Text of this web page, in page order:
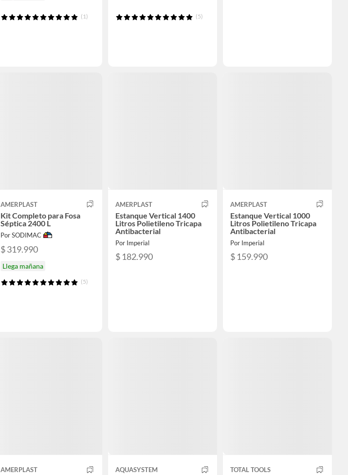
(1) (5)
AMERPLAST
Kit Completo para Fosa
Séptica 2400 L
Por SODIMAC
$ 319.990
Llega mañana
(5)
AMERPLAST
Estanque Vertical 1400
Litros Polietileno Tricapa
Antibacterial
Por Imperial
$ 182.990
AMERPLAST
Estanque Vertical 1000
Litros Polietileno Tricapa
Antibacterial
Por Imperial
$ 159.990
AMERPLAST AQUASYSTEM TOTAL TOOLS